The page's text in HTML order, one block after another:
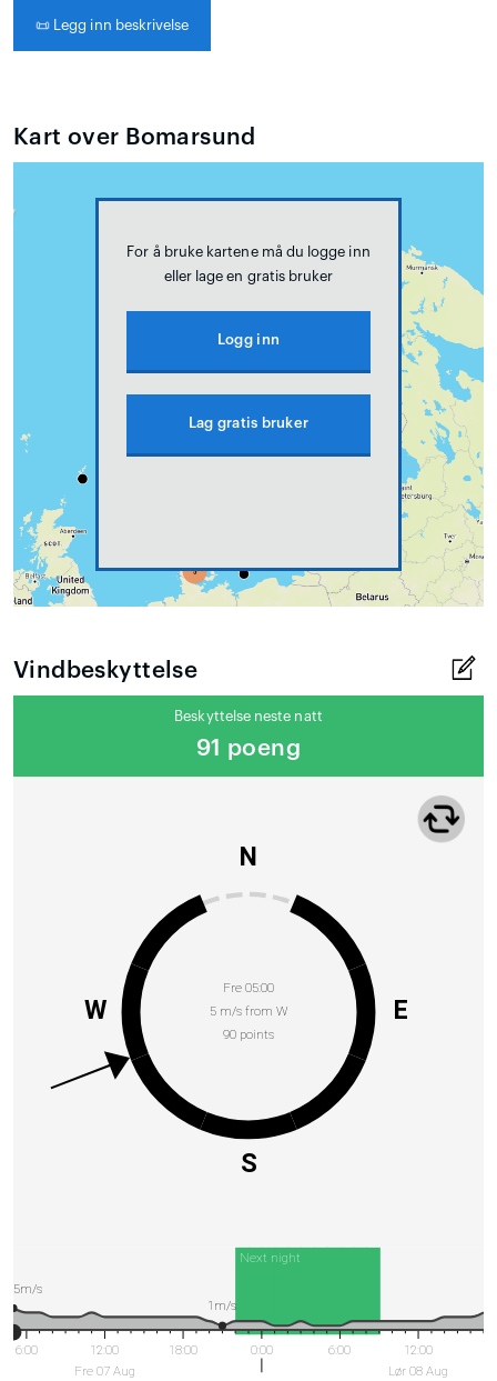
📜 Legg inn beskrivelse
Kart over Bomarsund
For å bruke kartene må du logge inn
eller lage en gratis bruker
Logg inn
Lag gratis bruker
Vindbeskyttelse
Beskyttelse neste natt
91 poeng
Fre 05:00
5 m/s from W
90 points
N
E
S
W
Next night
6:00
12:00
Fre 07 Aug
18:00 0:00 6:00
12:00
Lør 08 Aug
5m/s
1m/s